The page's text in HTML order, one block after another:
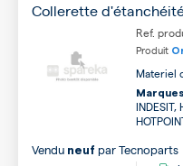
Collerette
Ref.
Produit
Materiel
INDESIT,
Vendu neuf parTecnoparts